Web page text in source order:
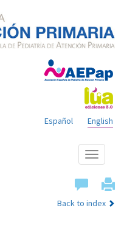
English
Español
Show
menu
Back to index